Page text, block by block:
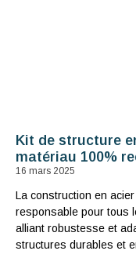
Kit de structure
matériau 100%
16 mars 2025
La construction en
responsable pour tous
alliant robustesse et
structures durables et